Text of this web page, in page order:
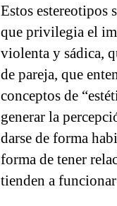
Estos
que privilegia el
violenta y sádica,
de pareja, que
conceptos de
generar la
darse de forma
forma de tener
tienden a